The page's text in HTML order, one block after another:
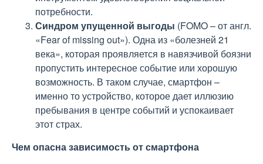
потребности.
Синдром упущенной выгоды (FOMO – от англ.
«Fear of missing out»). Одна из «болезней 21
века», которая проявляется в навязчивой боязни
пропустить интересное событие или хорошую
возможность. В таком случае, смартфон –
именно то устройство, которое дает иллюзию
пребывания в центре событий и успокаивает
этот страх.
Чем опасна зависимость от смартфона